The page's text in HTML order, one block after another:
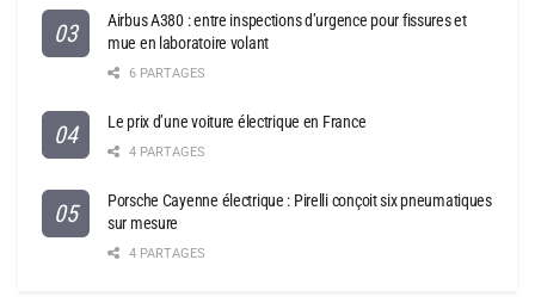
Airbus A380 : entre inspections d’urgence pour fissures et
mue en laboratoire volant
6 PARTAGES
Le prix d’une voiture électrique en France
4 PARTAGES
Porsche Cayenne électrique : Pirelli conçoit six pneumatiques
sur mesure
4 PARTAGES